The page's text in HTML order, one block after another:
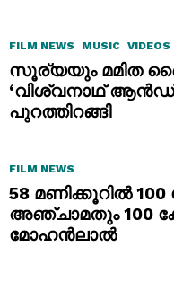
FILM NEWS MUSIC VIDEOS
സൂര്യയും മമിത
‘വിശ്വനാഥ് ആൻഡ്
പുറത്തിറങ്ങി
FILM NEWS
58 മണിക്കൂറിൽ 100
അഞ്ചാമതും 100
മോഹൻലാൽ